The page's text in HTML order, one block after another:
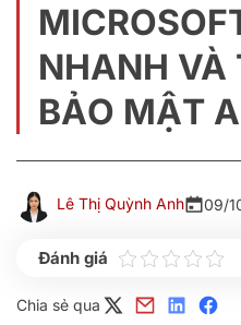
NHANH VÀ
BẢO MẬT
Lê Thị Quỳnh Anh 09/
Chia sẻ qua